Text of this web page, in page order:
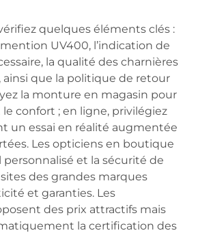
quelques éléments clés :
UV400, l’indication de
la qualité des charnières
ainsi que la politique de retour
la monture en magasin pour
confort ; en ligne, privilégiez
un essai en réalité augmentée
Les opticiens en boutique
et la sécurité de
des grandes marques
et garanties. Les
des prix attractifs mais
la certification des